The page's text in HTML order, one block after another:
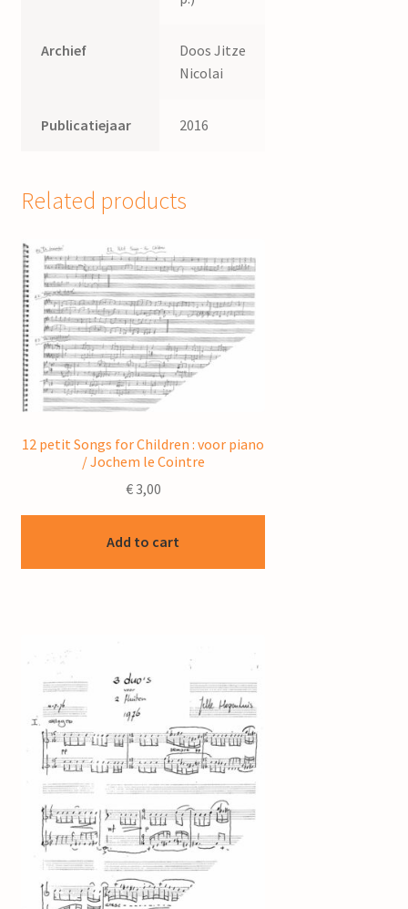
Archief
Doos Jitze
Nicolai
Publicatiejaar 2016
Related products
12 petit Songs for Children : voor piano
/ Jochem le Cointre
€3,00
Add to cart